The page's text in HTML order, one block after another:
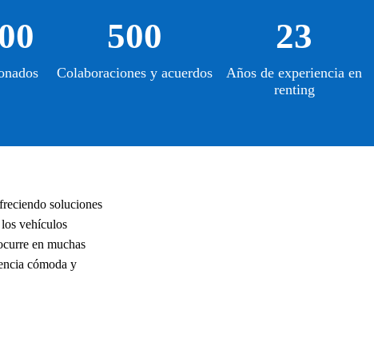
500
Colaboraciones y acuerdos
23
Años de experiencia en
renting
soluciones
vehículos
en muchas
cómoda y